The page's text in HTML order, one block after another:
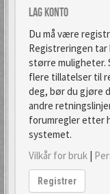
Lag konto
Du må være
Registreringen tar
større muligheter.
flere tillatelser til
deg, bør du gjøre
andre
forumregler etter
systemet.
Vilkår for bruk |
Registrer